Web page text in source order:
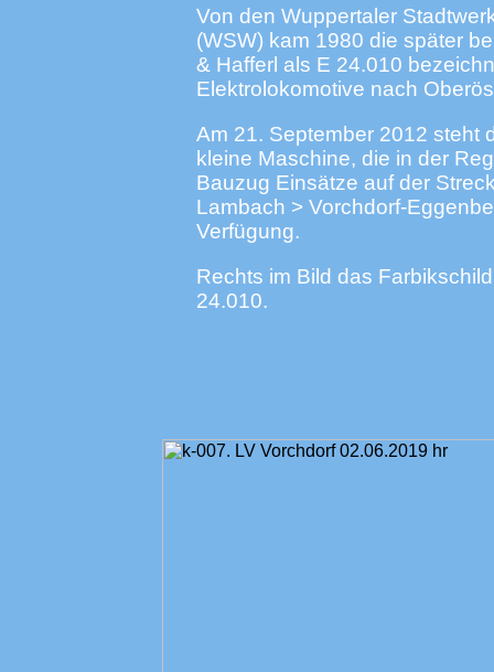
Von den Wuppertaler
(WSW) kam 1980 die später
& Hafferl als E 24.010
Elektrolokomotive nach
Am 21. September 2012 steht
kleine Maschine, die in der
Bauzug Einsätze auf der
Lambach > Vorchdorf-
Verfügung.
Rechts im Bild das
24.010.